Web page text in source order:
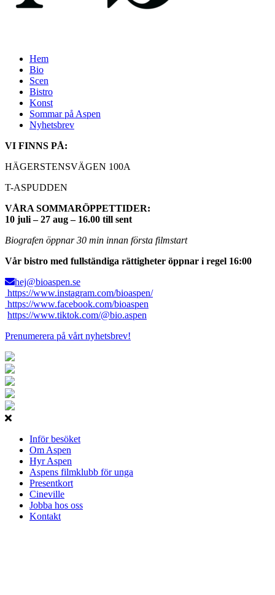
Hem
Bio
Scen
Bistro
Konst
Sommar på Aspen
Nyhetsbrev
VI FINNS PÅ:
HÄGERSTENSVÄGEN 100A
T-ASPUDDEN
VÅRA SOMMARÖPPETTIDER:
10 juli – 27 aug – 16.00 till sent
Biografen öppnar 30 min innan första filmstart
Vår bistro med fullständiga rättigheter öppnar i regel 16:00
hej@bioaspen.se
https://www.instagram.com/bioaspen/
https://www.facebook.com/bioaspen
https://www.tiktok.com/@bio.aspen
Prenumerera på vårt nyhetsbrev!
Inför besöket
Om Aspen
Hyr Aspen
Aspens filmklubb för unga
Presentkort
Cineville
Jobba hos oss
Kontakt